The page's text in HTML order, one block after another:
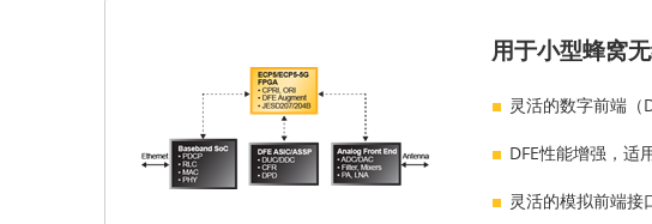
用于小型蜂窝
灵活的数字前端（
DFE性能增强，适
灵活的模拟前端接